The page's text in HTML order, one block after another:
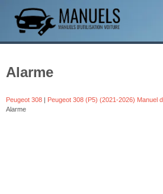
Alarme
Peugeot 308 | Peugeot 308 (P5) (2021-2026) Manuel
Alarme